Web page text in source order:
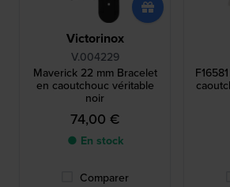
Victorinox
V.004229
Maverick 22 mm Bracelet
en caoutchouc véritable
noir
74,00 €
● En stock
Comparer